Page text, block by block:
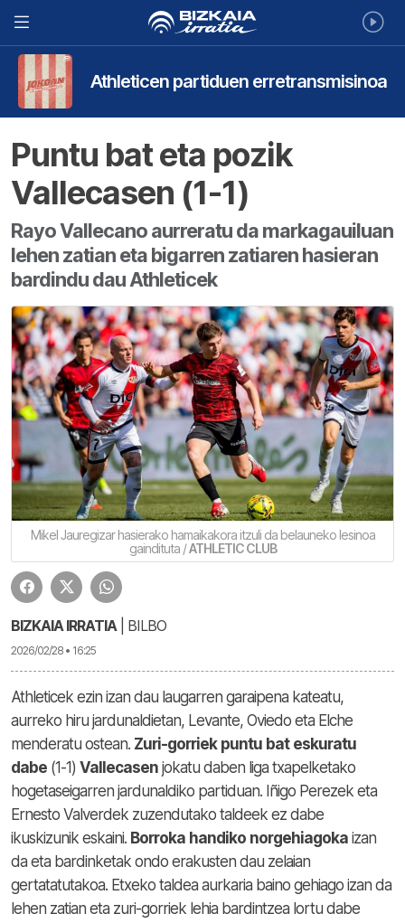
Athleticen partiduen erretransmisinoa
Puntu bat eta pozik
Vallecasen (1-1)
Rayo Vallecano aurreratu da markagauiluan
lehen zatian eta bigarren zatiaren hasieran
bardindu dau Athleticek
Mikel Jauregizar hasierako hamaikakora itzuli da belauneko lesinoa
gaindituta /ATHLETIC CLUB
BIZKAIA IRRATIA| BILBO
2026/02/28 • 16:25
Athleticek ezin izan dau laugarren garaipena kateatu,
aurreko hiru jardunaldietan, Levante, Oviedo eta Elche
menderatu ostean. Zuri-gorriek puntu bat eskuratu
dabe (1-1) Vallecasen jokatu daben liga txapelketako
hogetaseigarren jardunaldiko partiduan. Iñigo Perezek eta
Ernesto Valverdek zuzendutako taldeek ez dabe
ikuskizunik eskaini. Borroka handiko norgehiagoka izan
da eta bardinketak ondo erakusten dau zelaian
gertatatutakoa. Etxeko taldea aurkaria baino gehiago izan da
lehen zatian eta zuri-gorriek lehia bardintzea lortu dabe